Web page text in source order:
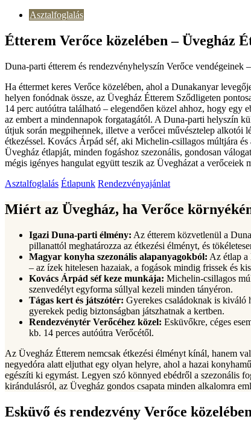
Asztalfoglalás
Étterem Verőce közelében – Üvegház
Duna-parti étterem és rendezvényhelyszín Verőce vendégeinek
Ha éttermet keres Verőce közelében, ahol a Dunakanyar
helyen fonódnak össze, az Üvegház Étterem Sződligeten
14 perc autóútra található – elegendően közel ahhoz, hogy egy
az embert a mindennapok forgatagától. A Duna-parti helyszín
útjuk során megpihennek, illetve a verőcei művésztelep alkotói
étkezéssel. Kovács Árpád séf, aki Michelin-csillagos múltjára
Üvegház étlapját, minden fogáshoz szezonális, gondosan
mégis igényes hangulat együtt teszik az Üvegházat a verőceiek
Asztalfoglalás Étlapunk Rendezvényajánlat
Miért az Üvegház, ha Verőce
Igazi Duna-parti élmény: Az étterem közvetlenül a
pillanattól meghatározza az étkezési élményt, és
Magyar konyha szezonális alapanyagokból: Az étlap a
– az ízek hitelesen hazaiak, a fogások mindig frissek és
Kovács Árpád séf keze munkája: Michelin-csillagos
szenvedélyt egyforma súllyal kezeli minden tányéron.
Tágas kert és játszótér: Gyerekes családoknak is kiváló
gyerekek pedig biztonságban játszhatnak a kertben.
Rendezvénytér Verőcéhez közel: Esküvőkre, céges
kb. 14 perces autóútra Verőcétől.
Az Üvegház Étterem nemcsak étkezési élményt kínál, hanem
negyedóra alatt eljuthat egy olyan helyre, ahol a hazai
egészíti ki egymást. Legyen szó könnyed ebédről a szezonális
kirándulásról, az Üvegház gondos csapata minden alkalomra
Esküvő és rendezvény Verőce közelében